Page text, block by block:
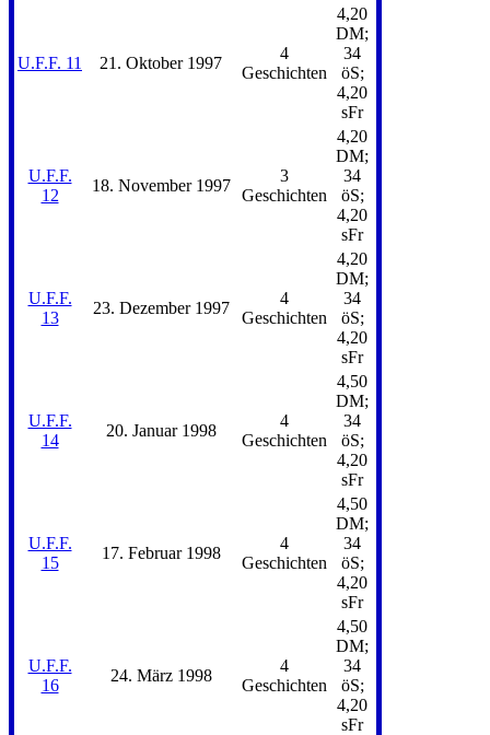
U.F.F. 11 21. Oktober 1997
4
Geschichten
4,20
DM;
34
öS;
4,20
sFr
U.F.F.
12
18. November 1997
3
Geschichten
4,20
DM;
34
öS;
4,20
sFr
U.F.F.
13
23. Dezember 1997
4
Geschichten
4,20
DM;
34
öS;
4,20
sFr
U.F.F.
14
20. Januar 1998
4
Geschichten
4,50
DM;
34
öS;
4,20
sFr
U.F.F.
15
17. Februar 1998
4
Geschichten
4,50
DM;
34
öS;
4,20
sFr
U.F.F.
16
24. März 1998
4
Geschichten
4,50
DM;
34
öS;
4,20
sFr